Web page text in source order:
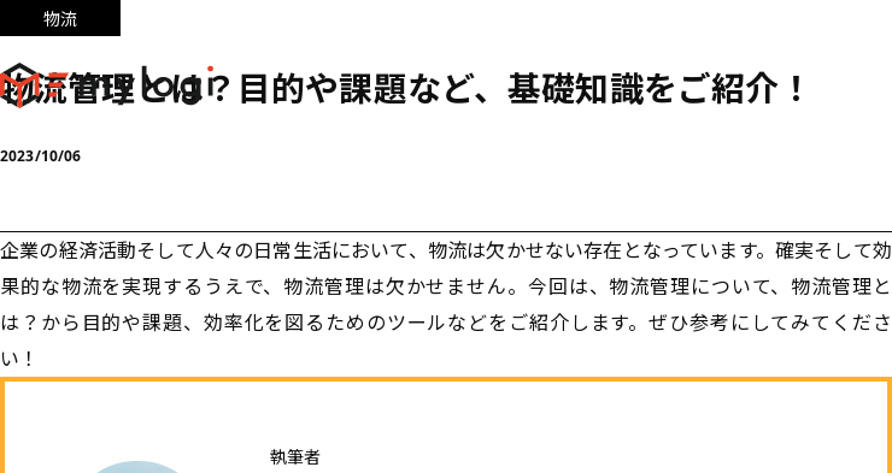
物流
物流管理とは？目的や課題など、基礎知識をご紹介！
2023/10/06
企業の経済活動そして人々の日常生活において、物流は欠かせない存在となっています。確実そして効
果的な物流を実現するうえで、物流管理は欠かせません。今回は、物流管理について、物流管理と
は？から目的や課題、効率化を図るためのツールなどをご紹介します。ぜひ参考にしてみてくださ
い！
執筆者